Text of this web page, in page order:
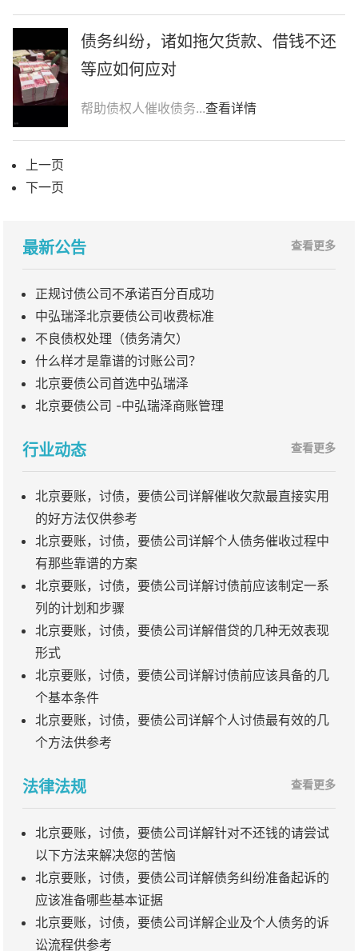
债务纠纷，诸如拖欠货款、借钱不还
等应如何应对
帮助债权人催收债务...查看详情
上一页
下一页
最新公告 查看更多
正规讨债公司不承诺百分百成功
中弘瑞泽北京要债公司收费标准
不良债权处理（债务清欠）
什么样才是靠谱的讨账公司？
北京要债公司首选中弘瑞泽
北京要债公司 -中弘瑞泽商账管理
行业动态 查看更多
北京要账，讨债，要债公司详解催收欠款最直接实用
的好方法仅供参考
北京要账，讨债，要债公司详解个人债务催收过程中
有那些靠谱的方案
北京要账，讨债，要债公司详解讨债前应该制定一系
列的计划和步骤
北京要账，讨债，要债公司详解借贷的几种无效表现
形式
北京要账，讨债，要债公司详解讨债前应该具备的几
个基本条件
北京要账，讨债，要债公司详解个人讨债最有效的几
个方法供参考
法律法规 查看更多
北京要账，讨债，要债公司详解针对不还钱的请尝试
以下方法来解决您的苦恼
北京要账，讨债，要债公司详解债务纠纷准备起诉的
应该准备哪些基本证据
北京要账，讨债，要债公司详解企业及个人债务的诉
讼流程供参考